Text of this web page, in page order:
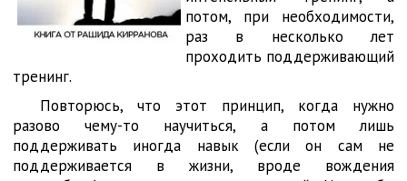
потом, при необходимости,
раз в несколько лет
проходить поддерживающий
тренинг.
Повторюсь, что этот принцип, когда нужно
разово чему-то научиться, а потом лишь
поддерживать иногда навык (если он сам не
поддерживается в жизни, вроде вождения